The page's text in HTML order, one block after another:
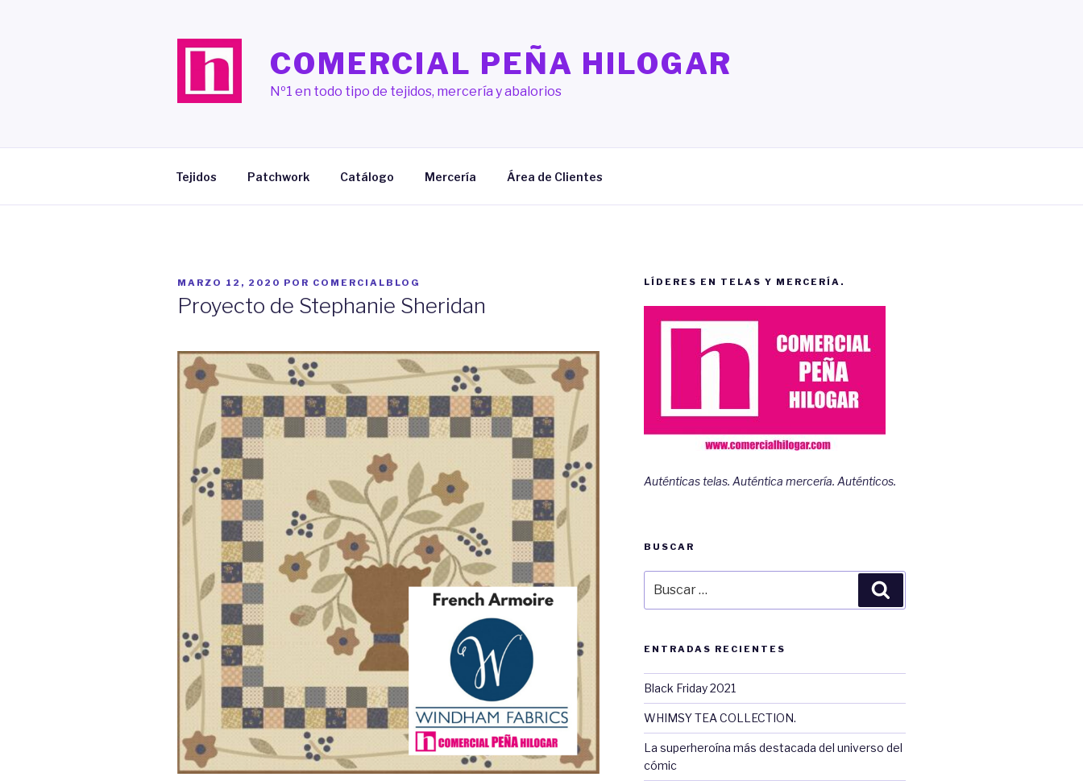
COMERCIAL PEÑA HILOGAR
Nº1 en todo tipo de tejidos, mercería y abalorios
Tejidos Patchwork Catálogo Mercería Área de Clientes
PUBLICADO
EL
MARZO 12, 2020 POR COMERCIALBLOG
Proyecto de Stephanie Sheridan
LÍDERES EN TELAS Y MERCERÍA.
Auténticas telas. Auténtica mercería. Auténticos.
BUSCAR
por:
ENTRADAS RECIENTES
Black Friday 2021
WHIMSY TEA COLLECTION.
La superheroína más destacada del universo del
cómic